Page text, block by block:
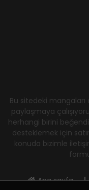
Bu sitedeki
paylaşmaya
herhangi birini
desteklemek için
konuda bizimle
Ana sayfa